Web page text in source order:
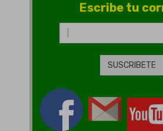
Escribe tu